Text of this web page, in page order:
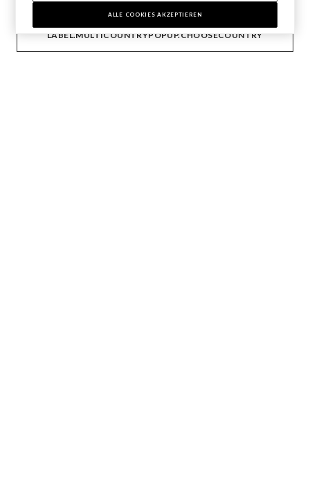
LABEL.MULTICOUNTRYPOPUP.CHOOSECOUNTRY
ALLE COOKIES AKZEPTIEREN